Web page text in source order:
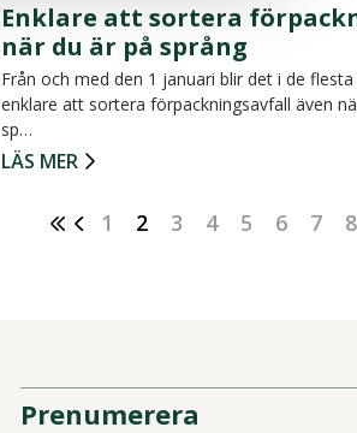
Enklare att sortera
när du är på språng
Från och med den 1 januari blir det i de
enklare att sortera förpackningsavfall även
sp…
LÄS MER
1 2 3 4 5 6 7 8
Prenumerera